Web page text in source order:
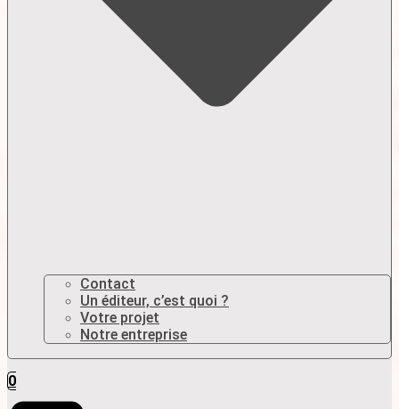
Contact
Un éditeur, c’est quoi ?
Votre projet
Notre entreprise
0